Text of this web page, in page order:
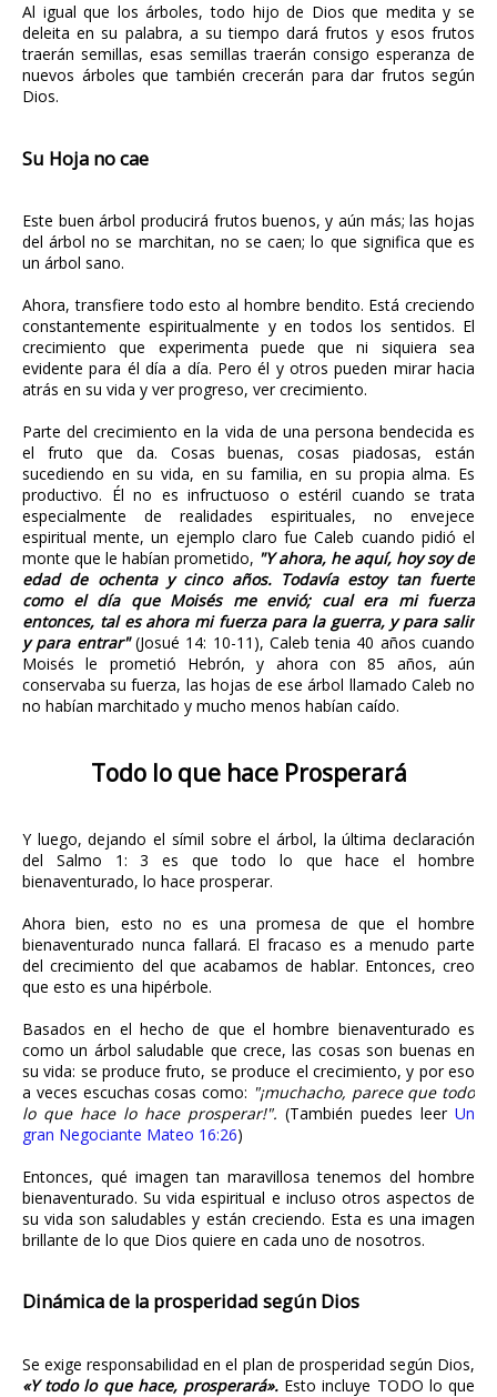
Al igual que los árboles, todo hijo de Dios que medita y se
deleita en su palabra, a su tiempo dará frutos y esos frutos
traerán semillas, esas semillas traerán consigo esperanza de
nuevos árboles que también crecerán para dar frutos según
Dios.
Su Hoja no cae
Este buen árbol producirá frutos buenos, y aún más; las hojas
del árbol no se marchitan, no se caen; lo que significa que es
un árbol sano.
Ahora, transfiere todo esto al hombre bendito. Está creciendo
constantemente espiritualmente y en todos los sentidos. El
crecimiento que experimenta puede que ni siquiera sea
evidente para él día a día. Pero él y otros pueden mirar hacia
atrás en su vida y ver progreso, ver crecimiento.
Parte del crecimiento en la vida de una persona bendecida es
el fruto que da. Cosas buenas, cosas piadosas, están
sucediendo en su vida, en su familia, en su propia alma. Es
productivo. Él no es infructuoso o estéril cuando se trata
especialmente de realidades espirituales, no envejece
espiritual mente, un ejemplo claro fue Caleb cuando pidió el
monte que le habían prometido, "Y ahora, he aquí, hoy soy de
edad de ochenta y cinco años. Todavía estoy tan fuerte
como el día que Moisés me envió; cual era mi fuerza
entonces, tal es ahora mi fuerza para la guerra, y para salir
y para entrar"(Josué 14: 10-11), Caleb tenia 40 años cuando
Moisés le prometió Hebrón, y ahora con 85 años, aún
conservaba su fuerza, las hojas de ese árbol llamado Caleb no
no habían marchitado y mucho menos habían caído.
Todo lo que hace Prosperará
Y luego, dejando el símil sobre el árbol, la última declaración
del Salmo 1: 3 es que todo lo que hace el hombre
bienaventurado, lo hace prosperar.
Ahora bien, esto no es una promesa de que el hombre
bienaventurado nunca fallará. El fracaso es a menudo parte
del crecimiento del que acabamos de hablar. Entonces, creo
que esto es una hipérbole.
Basados en el hecho de que el hombre bienaventurado es
como un árbol saludable que crece, las cosas son buenas en
su vida: se produce fruto, se produce el crecimiento, y por eso
a veces escuchas cosas como: "¡muchacho, parece que todo
lo que hace lo hace prosperar!". (También puedes leer Un
gran Negociante Mateo 16:26)
Entonces, qué imagen tan maravillosa tenemos del hombre
bienaventurado. Su vida espiritual e incluso otros aspectos de
su vida son saludables y están creciendo. Esta es una imagen
brillante de lo que Dios quiere en cada uno de nosotros.
Dinámica de la prosperidad según Dios
Se exige responsabilidad en el plan de prosperidad según Dios,
«Y todo lo que hace, prosperará». Esto incluye TODO lo que